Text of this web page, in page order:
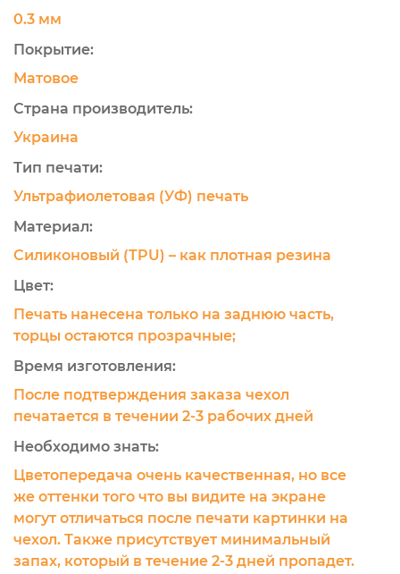
0.3 мм
Покрытие:
Матовое
Страна производитель:
Украина
Тип печати:
Ультрафиолетовая (УФ) печать
Материал:
Силиконовый (TPU) – как плотная резина
Цвет:
Печать нанесена только на заднюю часть,
торцы остаются прозрачные;
Время изготовления:
После подтверждения заказа чехол
печатается в течении 2-3 рабочих дней
Необходимо знать:
Цветопередача очень качественная, но все
же оттенки того что вы видите на экране
могут отличаться после печати картинки на
чехол. Также присутствует минимальный
запах, который в течение 2-3 дней пропадет.